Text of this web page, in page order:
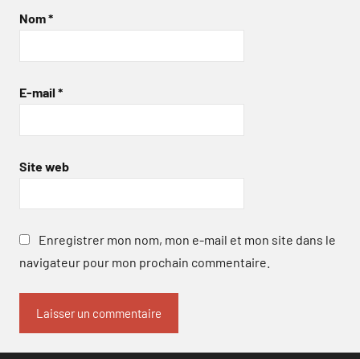
Nom*
E-mail *
Site web
Enregistrer mon nom, mon e-mail et mon site dans le
navigateur pour mon prochain commentaire.